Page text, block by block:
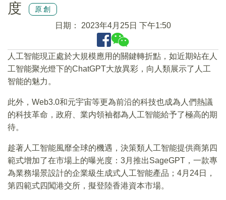
度
原創
日期： 2023年4月25日 下午1:50
人工智能現正處於大規模應用的關鍵轉折點，如近期站在人
工智能聚光燈下的ChatGPT大放異彩，向人類展示了人工
智能的魅力。
此外，Web3.0和元宇宙等更為前沿的科技也成為人們熱議
的科技革命，政府、業内領袖都為人工智能給予了極高的期
待。
趁著人工智能風靡全球的機遇，決策類人工智能提供商第四
範式增加了在市場上的曝光度：3月推出SageGPT，一款專
為業務場景設計的企業級生成式人工智能產品；4月24日，
第四範式四闖港交所，擬登陸香港資本市場。